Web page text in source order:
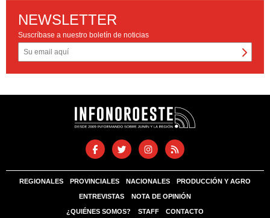
NEWSLETTER
Suscríbase a nuestro boletín de noticias
REGIONALES PROVINCIALES NACIONALES PRODUCCIÓN Y AGRO
ENTREVISTAS NOTA DE OPINIÓN
¿QUIÉNES SOMOS? STAFF CONTACTO